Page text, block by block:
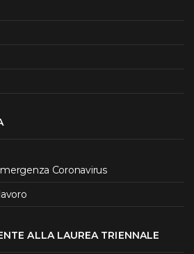
Coronavirus
ALLA LAUREA TRIENNALE